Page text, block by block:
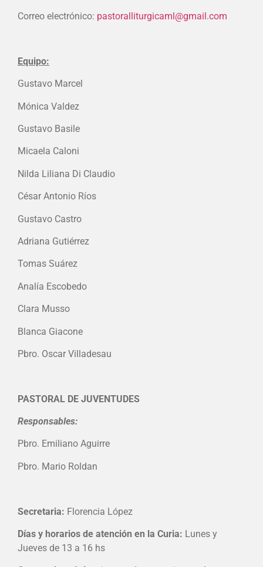
Correo electrónico: pastoralliturgicaml@gmail.com
Equipo:
Gustavo Marcel
Mónica Valdez
Gustavo Basile
Micaela Caloni
Nilda Liliana Di Claudio
César Antonio Ríos
Gustavo Castro
Adriana Gutiérrez
Tomas Suárez
Analía Escobedo
Clara Musso
Blanca Giacone
Pbro. Oscar Villadesau
PASTORAL DE JUVENTUDES
Responsables:
Pbro. Emiliano Aguirre
Pbro. Mario Roldan
Secretaria: Florencia López
Días y horarios de atención en la Curia: Lunes y
Jueves de 13 a 16 hs